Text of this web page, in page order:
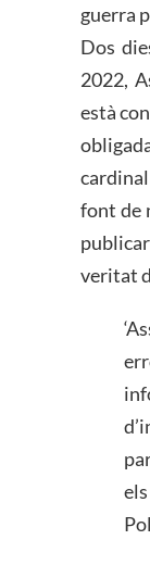
guerra
Dos
2022,
està
font de
veritat